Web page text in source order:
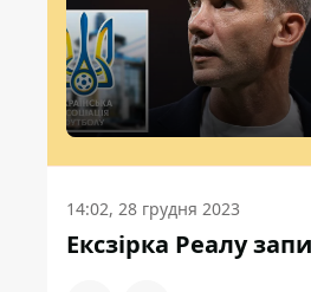
14:02, 28 грудня 2023
Ексзірка Реалу